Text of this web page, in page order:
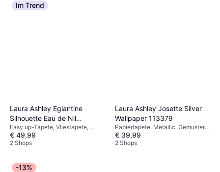
Im Trend
Laura Ashley Eglantine
Silhouette Eau de Nil
(113373)
Easy up-Tapete, Vliestapete,
Gemustert, Blumen
€ 49,99
2 Shops
Laura Ashley Josette Silver
Wallpaper 113379
Papiertapete, Metallic, Gemustert,
Silber
€ 39,99
2 Shops
-13%